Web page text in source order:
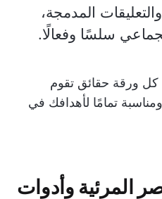
المدمجة،
سلسًا وفعالًا.
كل ورقة حقائق تقوم
تمامًا لأهدافك في
المرئية وأدوات